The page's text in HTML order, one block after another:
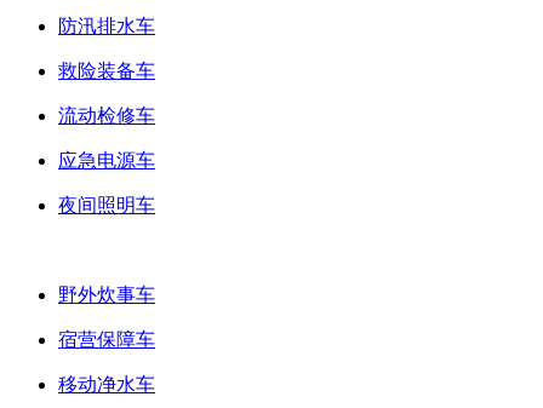
防汛排水车
救险装备车
流动检修车
应急电源车
夜间照明车
野外炊事车
宿营保障车
移动净水车